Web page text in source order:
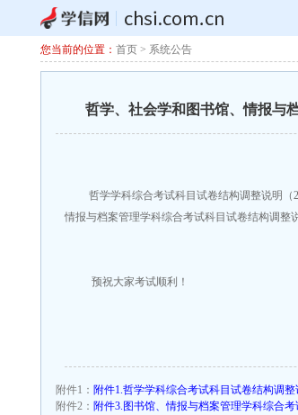
您当前的位置： 首页 > 系统公告
哲学、社会学和图书馆、情报与
哲学学科综合考试科目试卷结构调整说明（
情报与档案管理学科综合考试科目试卷结构调整
预祝大家考试顺利！
附件1： 附件1.哲学学科综合考试科目试卷结构调整
附件2： 附件3.图书馆、情报与档案管理学科综合